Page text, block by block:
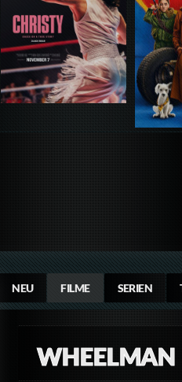
NEU FILME SERIEN
WHEELMAN